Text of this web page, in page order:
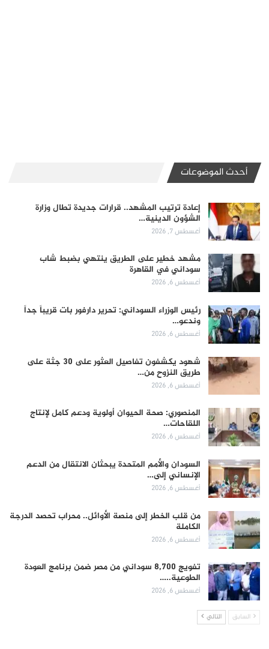
أحدث الموضوعات
إعادة ترتيب المشهد.. قرارات جديدة تطال وزارة
الشؤون الدينية…
أغسطس 7, 2026
مشهد خطير على الطريق ينتهي بضبط شاب
سوداني في القاهرة
أغسطس 6, 2026
رئيس الوزراء السوداني: تحرير دارفور بات قريباً جداً
وندعو…
أغسطس 6, 2026
شهود يكشفون تفاصيل العثور على 30 جثة على
طريق النزوح من…
أغسطس 6, 2026
المنصوري: صحة الحيوان أولوية ودعم كامل لإنتاج
اللقاحات…
أغسطس 6, 2026
السودان والأمم المتحدة يبحثان الانتقال من الدعم
الإنساني إلى…
أغسطس 6, 2026
من قلب الخطر إلى منصة الأوائل.. محراب تحصد الدرجة
الكاملة
أغسطس 6, 2026
تفويج 8,700 سوداني من مصر ضمن برنامج العودة
الطوعية..…
أغسطس 6, 2026
السابق التالي